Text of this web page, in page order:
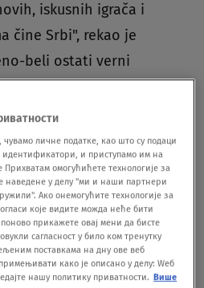
iskusnih igrača i
čine Srbi", rekao je
beli ostati verni
igrati u većoj dvorani nego
svi čujemo da će
ove sezone igrati i sledeće,
za nas postoji samo
ABA ligu da bismo bili
Evroligi sledeće sezone",
zvezde poručuju da će
stalne evroligaške licence,
, чувамо личне податке, као што су подаци
идентификатори, и приступамо им на
омогућићете технологије за
наведене у делу "ми и наши партнери
Ако онемогућите технологије за
које видите можда неће бити
прикажете овај мени да бисте
сагласност у било ком тренутку
поставкама на дну ове веб
како је описано у делу: Wеб
нашу политику приватности. Више